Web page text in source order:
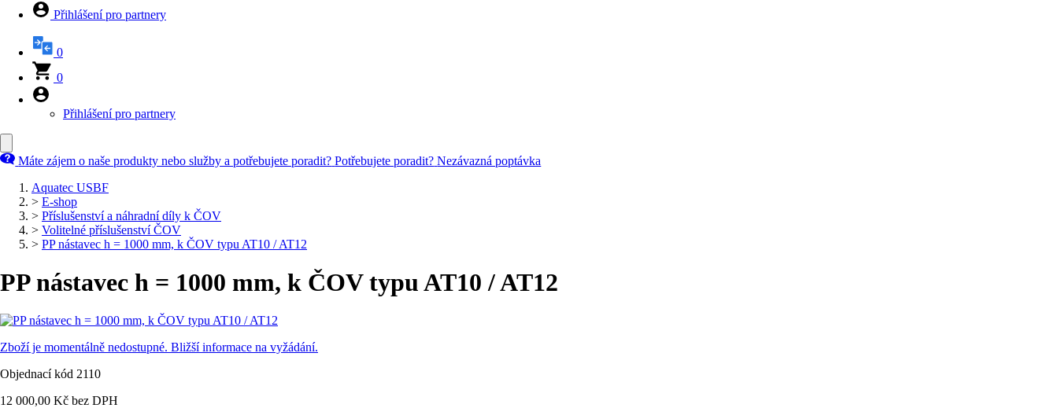
Přihlášení pro partnery
0
0
Přihlášení pro partnery
Máte zájem o naše produkty nebo služby a potřebujete poradit? Potřebujete poradit? Nezávazná poptávka
Aquatec USBF
> E-shop
> Příslušenství a náhradní díly k ČOV
> Volitelné příslušenství ČOV
> PP nástavec h = 1000 mm, k ČOV typu AT10 / AT12
PP nástavec h = 1000 mm, k ČOV typu AT10 / AT12
Zboží je momentálně nedostupné. Bližší informace na vyžádání.
Objednací kód 2110
12 000,00 Kč bez DPH